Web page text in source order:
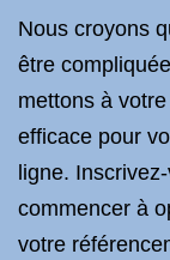
Nous croyons
être
mettons à
efficace pour
ligne.
commencer à
votre